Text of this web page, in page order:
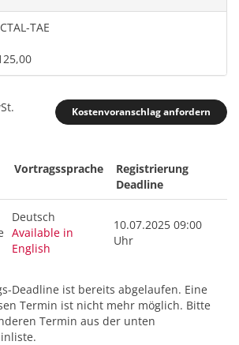
TAE
Kostenvoranschlag anfordern
Vortragssprache
Registrierung
Deadline
Deutsch
Available in
English
10.07.2025 09:00
Uhr
Deadline ist bereits abgelaufen. Eine
Termin ist nicht mehr möglich. Bitte
Termin aus der unten